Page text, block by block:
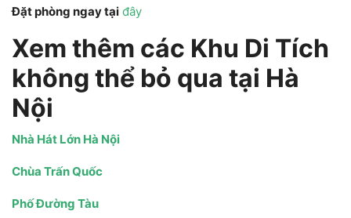
Đặt phòng ngay tại đây
Xem thêm các Khu Di Tích
không thể bỏ qua tại Hà
Nội
Nhà Hát Lớn Hà Nội
Chùa Trấn Quốc
Phố Đường Tàu